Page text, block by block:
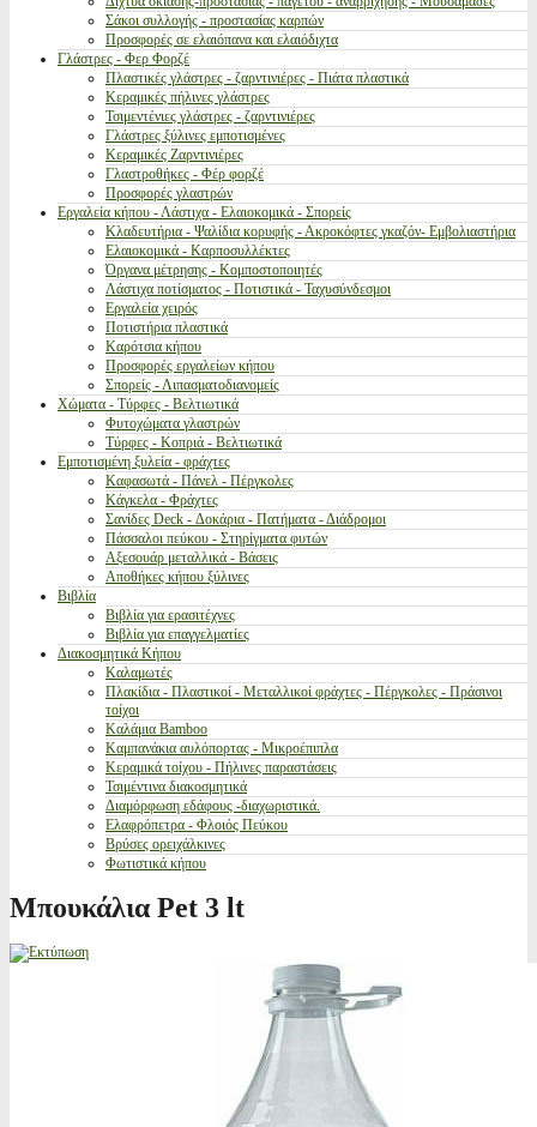
Σάκοι συλλογής - προστασίας καρπών
Προσφορές σε ελαιόπανα και ελαιόδιχτα
Γλάστρες - Φερ Φορζέ
Πλαστικές γλάστρες - ζαρντινιέρες - Πιάτα πλαστικά
Κεραμικές πήλινες γλάστρες
Τσιμεντένιες γλάστρες - ζαρντινιέρες
Γλάστρες ξύλινες εμποτισμένες
Κεραμικές Ζαρντινιέρες
Γλαστροθήκες - Φέρ φορζέ
Προσφορές γλαστρών
Εργαλεία κήπου - Λάστιχα - Ελαιοκομικά - Σπορείς
Κλαδευτήρια - Ψαλίδια κορυφής - Ακροκόφτες γκαζόν- Εμβολιαστήρια
Ελαιοκομικά - Καρποσυλλέκτες
Όργανα μέτρησης - Κομποστοποιητές
Λάστιχα ποτίσματος - Ποτιστικά - Ταχυσύνδεσμοι
Εργαλεία χειρός
Ποτιστήρια πλαστικά
Καρότσια κήπου
Προσφορές εργαλείων κήπου
Σπορείς - Λιπασματοδιανομείς
Χώματα - Τύρφες - Βελτιωτικά
Φυτοχώματα γλαστρών
Τύρφες - Κοπριά - Βελτιωτικά
Εμποτισμένη ξυλεία - φράχτες
Καφασωτά - Πάνελ - Πέργκολες
Κάγκελα - Φράχτες
Σανίδες Deck - Δοκάρια - Πατήματα - Διάδρομοι
Πάσσαλοι πεύκου - Στηρίγματα φυτών
Αξεσουάρ μεταλλικά - Βάσεις
Αποθήκες κήπου ξύλινες
Βιβλία
Βιβλία για ερασιτέχνες
Βιβλία για επαγγελματίες
Διακοσμητικά Κήπου
Καλαμωτές
Πλακίδια - Πλαστικοί - Μεταλλικοί φράχτες - Πέργκολες - Πράσινοι
τοίχοι
Καλάμια Bamboo
Καμπανάκια αυλόπορτας - Μικροέπιπλα
Κεραμικά τοίχου - Πήλινες παραστάσεις
Τσιμέντινα διακοσμητικά
Διαμόρφωση εδάφους -διαχωριστικά.
Ελαφρόπετρα - Φλοιός Πεύκου
Βρύσες ορειχάλκινες
Φωτιστικά κήπου
Μπουκάλια Pet 3 lt